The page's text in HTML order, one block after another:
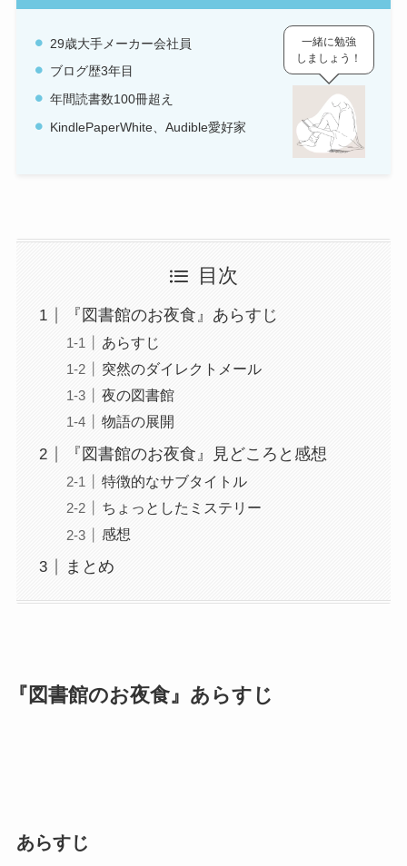
29歳大手メーカー会社員
ブログ歴3年目
年間読書数100冊超え
KindlePaperWhite、Audible愛好家
一緒に勉強
しましょう！
目次
『図書館のお夜食』あらすじ
あらすじ
突然のダイレクトメール
夜の図書館
物語の展開
『図書館のお夜食』見どころと感想
特徴的なサブタイトル
ちょっとしたミステリー
感想
まとめ
『図書館のお夜食』あらすじ
あらすじ